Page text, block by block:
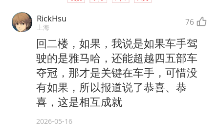
RickHsu
上海 76
回二楼，如果，我说是如果车手驾
驶的是雅马哈，还能超越四五部车
夺冠，那才是关键在车手，可惜没
有如果，所以报道说了恭喜、恭
喜，这是相互成就
2026-05-16